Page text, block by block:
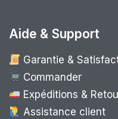
Aide & Support
Garantie &
Commander
Expéditions &
Assistance client